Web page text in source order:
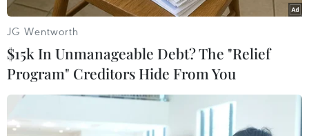
JG Wentworth
$15k In Unmanageable Debt? The "Relief
Program" Creditors Hide From You